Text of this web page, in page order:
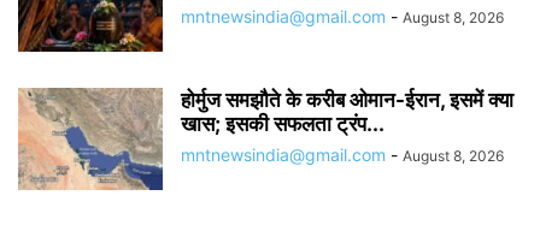
mntnewsindia@gmail.com - August 8, 2026
होर्मुज समझौते के करीब ओमान-ईरान, इसमें क्या
खास; इसकी सफलता ट्रंप...
mntnewsindia@gmail.com - August 8, 2026